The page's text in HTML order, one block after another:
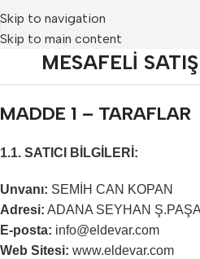
Skip to navigation
Skip to main content
MESAFELİ
MADDE 1 – TARAFLAR
1.1. SATICI BİLGİLERİ:
Unvanı: SEMİH CAN KOPAN
Adresi: ADANA SEYHAN
E-posta: info@eldevar.com
Web Sitesi: www.eldevar.com